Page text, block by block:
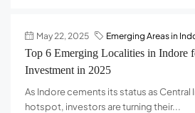
May 22, 2025 Emerging Areas in
Top 6 Emerging Localities in Indore
Investment in 2025
As Indore cements its status as Central
hotspot, investors are turning their...